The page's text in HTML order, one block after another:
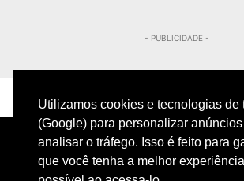
Utilizamos cookies e tecnologias de
(Google) para personalizar
analisar o tráfego. Isso é feito para
que você tenha a melhor experiência
- PUBLICIDADE -